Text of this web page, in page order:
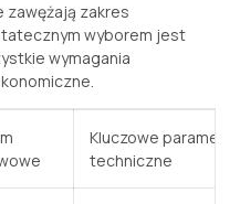
zawężają zakres
wyborem jest
wymagania
Kluczowe parametry
techniczne